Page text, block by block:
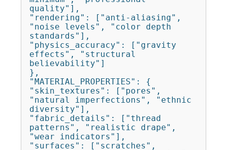
quality"],
"rendering": ["anti-aliasing",
"noise levels", "color depth
standards"],
"physics_accuracy": ["gravity
effects", "structural
believability"]
},
"MATERIAL_PROPERTIES": {
"skin_textures": ["pores",
"natural imperfections", "ethnic
diversity"],
"fabric_details": ["thread
patterns", "realistic drape",
"wear indicators"],
"surfaces": ["scratches",